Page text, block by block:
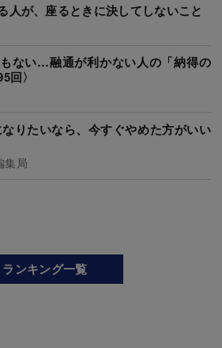
人が、座るときに決してしないこと
ない…融通が利かない人の「納得の
回〉
なりたいなら、今すぐやめた方がいい
集局
ランキング一覧